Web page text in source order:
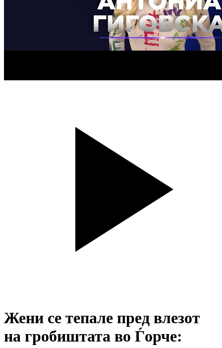
Жени се тепале пред влезот
на гробиштата во Ѓорче: